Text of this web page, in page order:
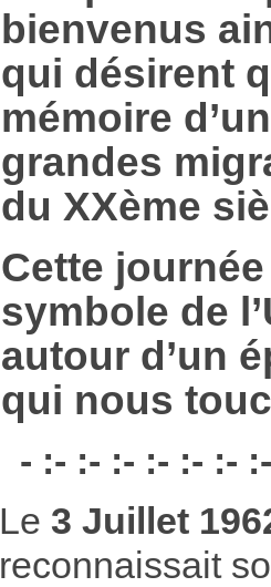
bienvenus
qui désirent
mémoire
grandes
du XXème
Cette
symbole de
autour d’un
qui nous
- :- :- :- :- :- :-
Le 3 Juillet
reconnaissait